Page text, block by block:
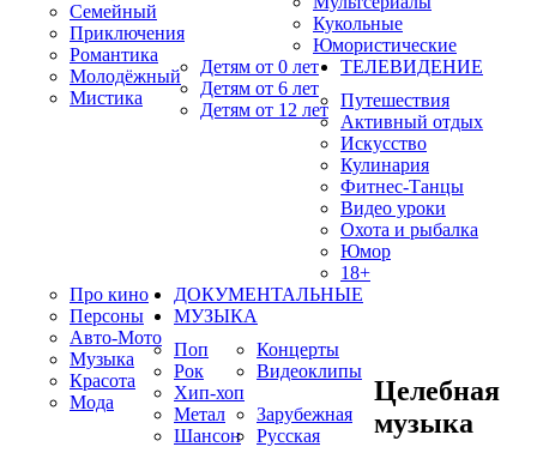
Семейный
Приключения
Романтика
Молодёжный
Мистика
Кукольные
Юмористические
Детям от 0 лет
Детям от 6 лет
Детям от 12 лет
ТЕЛЕВИДЕНИЕ
Путешествия
Активный отдых
Искусство
Кулинария
Фитнес-Танцы
Видео уроки
Охота и рыбалка
Юмор
18+
Про кино
Персоны
Авто-Мото
Музыка
Красота
Мода
ДОКУМЕНТАЛЬНЫЕ
МУЗЫКА
Поп
Рок
Хип-хоп
Метал
Шансон
Концерты
Видеоклипы
Зарубежная
Русская
Целебная
музыка